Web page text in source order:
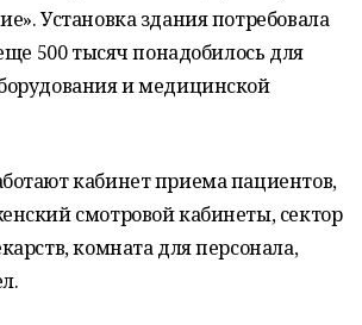
Установка здания потребовала
500 тысяч понадобилось для
и медицинской
кабинет приема пациентов,
смотровой кабинеты, сектор
комната для персонала,